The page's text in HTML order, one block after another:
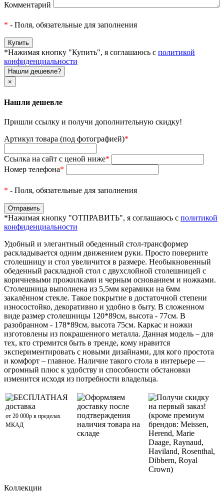
Комментарий
* - Поля, обязательные для заполнения
*Нажимая кнопку "Купить", я соглашаюсь с политикой
конфиденциальности
Нашли дешевле?
×
Нашли дешевле
Пришли ссылку и получи дополнительную скидку!
Артикул товара (под фотографией)*
Ссылка на сайт с ценой ниже*
Номер телефона*
* - Поля, обязательные для заполнения
*Нажимая кнопку "ОТПРАВИТЬ", я соглашаюсь с политикой
конфиденциальности
Удобный и элегантный обеденный стол-трансформер
раскладывается одним движением руки. Просто поверните
столешницу и стол увеличится в размере. Необыкновенный
обеденный раскладной стол с двухслойной столешницей с
коричневыми прожилками и черным основанием и ножками.
Столешница выполнена из 5,5мм керамики на 6мм
закалённом стекле. Такое покрытие в достаточной степени
износостойко, декоративно и удобно в быту. В сложенном
виде размер столешницы 120*89cм, высота - 77см. В
разобранном - 178*89cм, высота 75см. Каркас и ножки
изготовлены из покрашенного металла. Данная модель – для
тех, кто стремится быть в тренде, кому нравится
экспериментировать с новыми дизайнами, для кого простота
и комфорт – главное. Наличие такого стола в интерьере —
огромный плюс к удобству и способности обстановки
изменится исходя из потребности владельца.
БЕСПЛАТНАЯ
доставка
от 20 000р в пределах
МКАД
Оформляем
доставку после
подтверждения
наличия товара на
складе
Получи скидку
на первый заказ!
(кроме премиум
брендов: Meissen,
Herend, Marie
Daage, Raynaud,
Haviland, Rosenthal,
Dibbern, Royal
Crown)
Коллекции